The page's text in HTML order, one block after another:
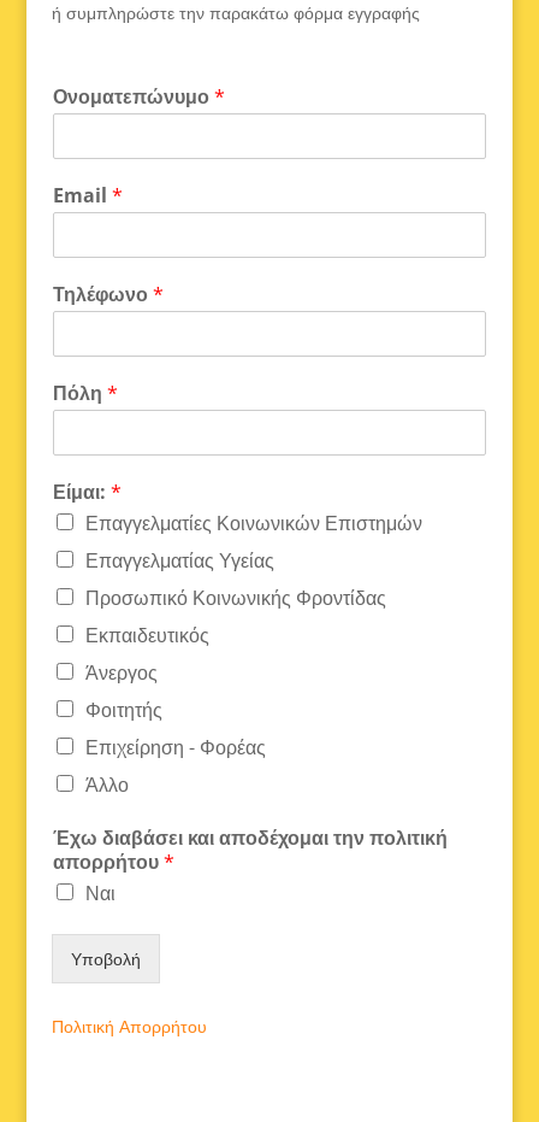
ή συμπληρώστε την παρακάτω φόρμα εγγραφής
Ονοματεπώνυμο *
Email *
Τηλέφωνο *
Πόλη *
Είμαι: *
Επαγγελματίες Κοινωνικών Επιστημών
Επαγγελματίας Υγείας
Προσωπικό Κοινωνικής Φροντίδας
Εκπαιδευτικός
Άνεργος
Φοιτητής
Επιχείρηση - Φορέας
Άλλο
Έχω διαβάσει και αποδέχομαι την πολιτική
απορρήτου*
Ναι
Υποβολή
Πολιτική Απορρήτου